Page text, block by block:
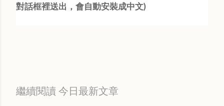
對話框裡送出，會自動安裝成中文)
繼續閱讀 今日最新文章